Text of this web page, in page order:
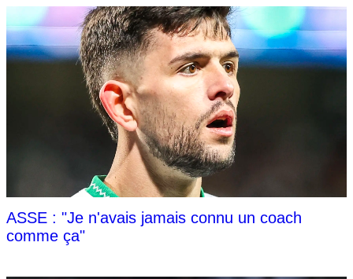
ASSE : "Je n'avais jamais connu un coach
comme ça"